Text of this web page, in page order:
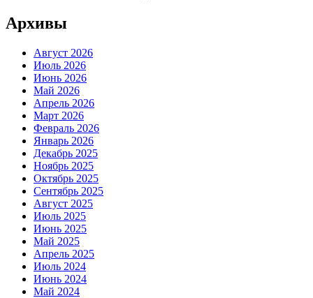
Архивы
Август 2026
Июль 2026
Июнь 2026
Май 2026
Апрель 2026
Март 2026
Февраль 2026
Январь 2026
Декабрь 2025
Ноябрь 2025
Октябрь 2025
Сентябрь 2025
Август 2025
Июль 2025
Июнь 2025
Май 2025
Апрель 2025
Июль 2024
Июнь 2024
Май 2024